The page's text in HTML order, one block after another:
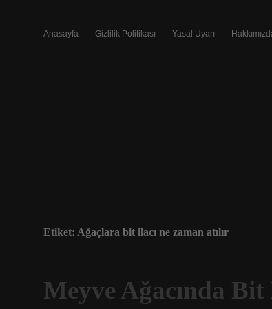
Anasayfa Gizlilik Politikası Yasal Uyarı
Etiket: Ağaçlara bit ilacı ne zaman atılır
Meyve Ağacında Bit